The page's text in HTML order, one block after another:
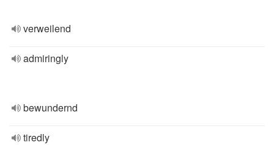
verweilend
admiringly
bewundernd
tiredly